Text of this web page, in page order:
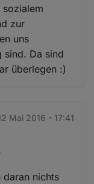
zur
uns
sind. Da sind
überlegen :)
Mai 2016 - 17:41
daran nichts